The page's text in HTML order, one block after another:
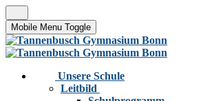
Mobile Menu Toggle
Unsere Schule
Leitbild